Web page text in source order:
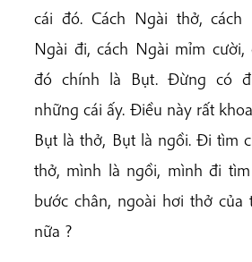
cái đó. Cách Ngài thở, cách
Ngài đi, cách Ngài mỉm cười,
đó chính là Bụt. Đừng có
những cái ấy. Điều này rất
Bụt là thở, Bụt là ngồi. Đi tìm
thở, mình là ngồi, mình đi
bước chân, ngoài hơi thở
nữa ?